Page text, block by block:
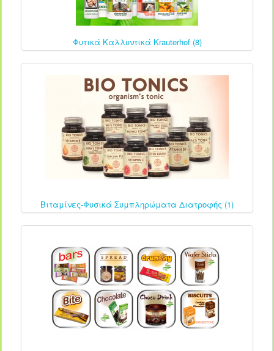
Φυτικά Καλλυντικά Krauterhof (8)
Βιταμίνες-Φυσικά Συμπληρώματα Διατροφής (1)